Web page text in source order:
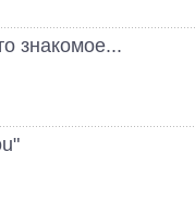
знакомое...